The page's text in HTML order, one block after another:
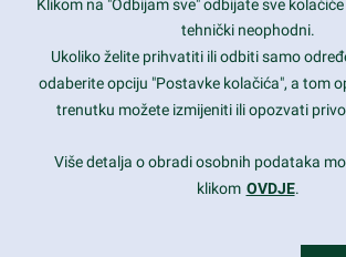
Daily: 9:00 am - 6:00 pm
Sunday: Closed
Copyright 2017FRESHFACE© All Rights Reserved
Klikom na "Odbijam sve" odbijate sve
tehnički neophodni.
Ukoliko želite prihvatiti ili odbiti samo
odaberite opciju "Postavke kolačića", a tom
trenutku možete izmijeniti ili opozvati
Više detalja o obradi osobnih podataka
klikom OVDJE.